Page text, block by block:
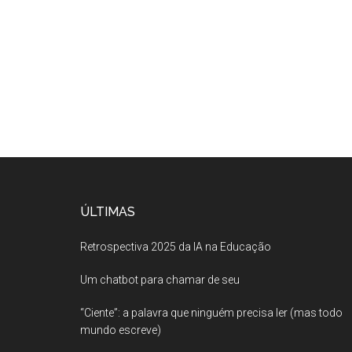
ÚLTIMAS
Retrospectiva 2025 da IA na Educação
Um chatbot para chamar de seu
“Ciente”: a palavra que ninguém precisa ler (mas todo
mundo escreve)